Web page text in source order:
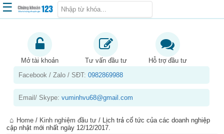
Trang chủ
Kiến thức chứng khoán
Kinh nghiệm đầu tư
Sản phẩm – dịch vụ
Chứng khoán phái sinh
☰
Mở tài khoản Tư vấn đầu tư
Hỗ trợ đầu tư
Facebook / Zalo / SĐT:0982869988
Email/ Skype:vuminhvu68@gmail.com
Home / Kinh nghiệm đầu tư / Lịch trả cổ tức của các doanh nghiệp
cập nhật mới nhất ngày 12/12/2017.